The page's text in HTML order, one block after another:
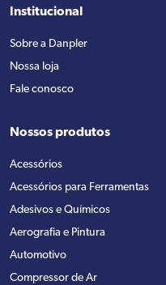
Institucional
Sobre a Danpler
Nossa loja
Fale conosco
Nossos produtos
Acessórios
Acessórios para Ferramentas
Adesivos e Químicos
Aerografia e Pintura
Automotivo
Compressor de Ar